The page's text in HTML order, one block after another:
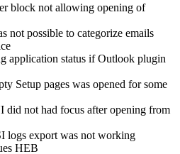
block not allowing opening of
not possible to categorize emails
application status if Outlook plugin
Setup pages was opened for some
did not had focus after opening from
logs export was not working
HEB